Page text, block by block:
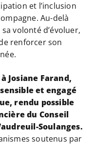
et l’inclusion
Au-delà
volonté d’évoluer,
renforcer son
Josiane Farand,
et engagé
rendu possible
du Conseil
Soulanges.
soutenus par